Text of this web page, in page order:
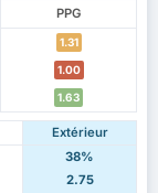
PPG
1.31
1.00
1.63
Extérieur
38%
2.75